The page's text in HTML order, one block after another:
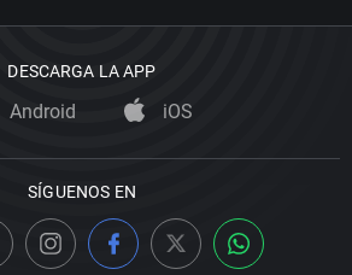
DESCARGA LA APP
Android iOS
SÍGUENOS EN